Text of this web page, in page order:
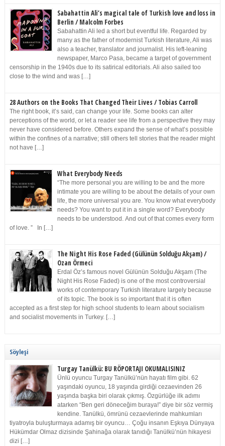
Sabahattin Ali’s magical tale of Turkish love and loss in
Berlin / Malcolm Forbes
Sabahattin Ali led a short but eventful life. Regarded by
many as the father of modernist Turkish literature, Ali was
also a teacher, translator and journalist. His left-leaning
newspaper, Marco Pasa, became a target of government
censorship in the 1940s due to its satirical editorials. Ali also sailed too
close to the wind and was […]
28 Authors on the Books That Changed Their Lives / Tobias Carroll
The right book, it’s said, can change your life. Some books can alter
perceptions of the world, or let a reader see life from a perspective they may
never have considered before. Others expand the sense of what’s possible
within the confines of a narrative; still others tell stories that the reader might
not have […]
What Everybody Needs
“The more personal you are willing to be and the more
intimate you are willing to be about the details of your own
life, the more universal you are. You know what everybody
needs? You want to put it in a single word? Everybody
needs to be understood. And out of that comes every form
of love. ” In […]
The Night His Rose Faded (Gülünün Solduğu Akşam) /
Ozan Örmeci
Erdal Öz’s famous novel Gülünün Solduğu Akşam (The
Night His Rose Faded) is one of the most controversial
works of contemporary Turkish literature largely because
of its topic. The book is so important that it is often
accepted as a first step for high school students to learn about socialism
and socialist movements in Turkey. […]
Söyleşi
Turgay Tanülkü: BU RÖPORTAJI OKUMALISINIZ
Ünlü oyuncu Turgay Tanülkü’nün hayatı film gibi. 62
yaşındaki oyuncu, 18 yaşında girdiği cezaevinden 26
yaşında başka biri olarak çıkmış. Özgürlüğe ilk adımı
atarken “Ben geri döneceğim buraya!” diye bir söz vermiş
kendine. Tanülkü, ömrünü cezaevlerinde mahkumları
tiyatroyla buluşturmaya adamış bir oyuncu… Çoğu insanın Eşkıya Dünyaya
Hükümdar Olmaz dizisinde Şahinağa olarak tanıdığı Tanülkü’nün hikayesi
dizi […]